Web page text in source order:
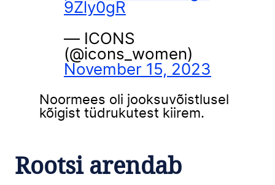
9Zly0gR
— ICONS
(@icons_women)
November 15, 2023
Noormees oli jooksuvõistlusel
kõigist tüdrukutest kiirem.
Rootsi arendab